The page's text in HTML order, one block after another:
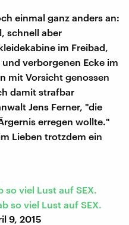
einmal ganz anders an:
schnell aber
im Freibad,
verborgenen Ecke im
mit Vorsicht genossen
damit strafbar
Jens Ferner, "die
erregen wollte."
Lieben trotzdem ein
so viel Lust auf SEX.
so viel Lust auf SEX.
9, 2015